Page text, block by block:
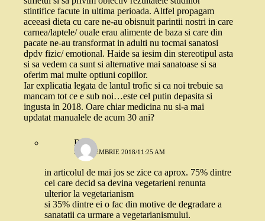
stintifice facute in ultima perioada. Altfel propagam
aceeasi dieta cu care ne-au obisnuit parintii nostri in care
carnea/laptele/ ouale erau alimente de baza si care din
pacate ne-au transformat in adulti nu tocmai sanatosi
dpdv fizic/ emotional. Haide sa iesim din stereotipul asta
si sa vedem ca sunt si alternative mai sanatoase si sa
oferim mai multe optiuni copiilor.
Iar explicatia legata de lantul trofic si ca noi trebuie sa
mancam tot ce e sub noi…este cel putin depasita si
ingusta in 2018. Oare chiar medicina nu si-a mai
updatat manualele de acum 30 ani?
Robo
23 NOIEMBRIE 2018/11:25 AM
in articolul de mai jos se zice ca aprox. 75% dintre
cei care decid sa devina vegetarieni renunta
ulterior la vegetarianism
si 35% dintre ei o fac din motive de degradare a
sanatatii ca urmare a vegetarianismului.